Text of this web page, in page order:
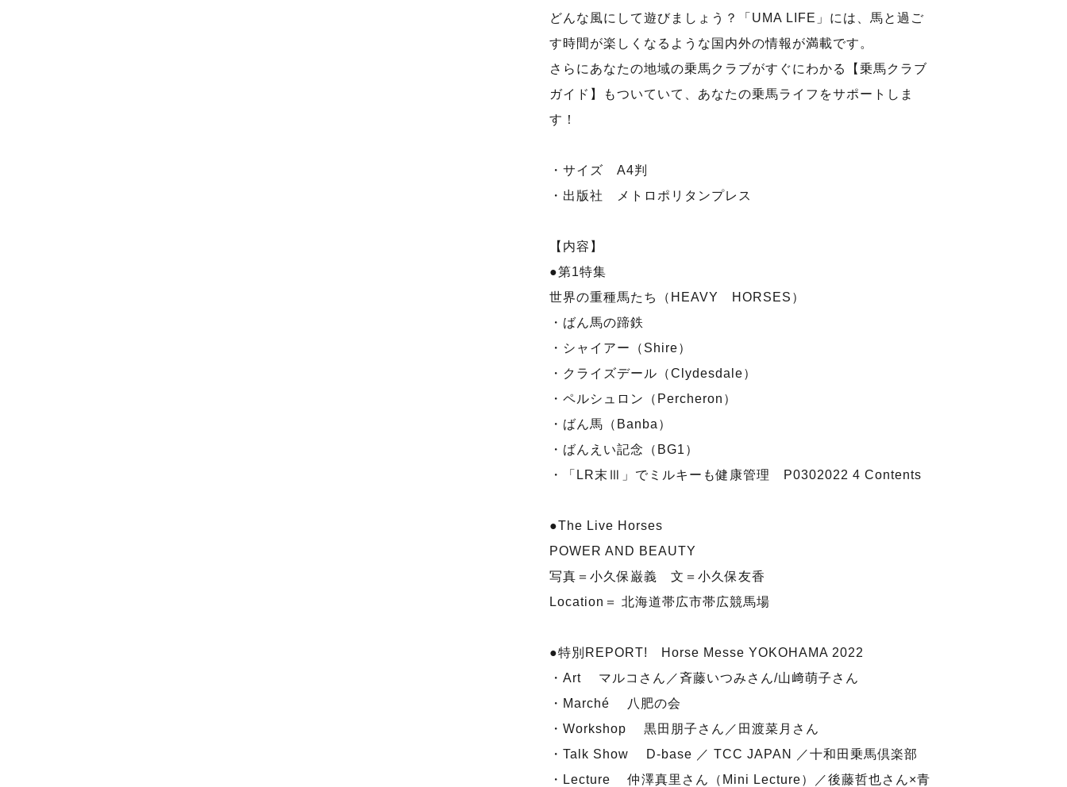
どんな風にして遊びましょう？「UMA LIFE」には、馬と過ご
す時間が楽しくなるような国内外の情報が満載です。
さらにあなたの地域の乗馬クラブがすぐにわかる【乗馬クラブ
ガイド】もついていて、あなたの乗馬ライフをサポートしま
す！
・サイズ A4判
・出版社 メトロポリタンプレス
【内容】
●第1特集
世界の重種馬たち（HEAVY HORSES）
・ばん馬の蹄鉄
・シャイアー（Shire）
・クライズデール（Clydesdale）
・ペルシュロン（Percheron）
・ばん馬（Banba）
・ばんえい記念（BG1）
・「LR末Ⅲ」でミルキーも健康管理 P0302022 4 Contents
●The Live Horses
POWER AND BEAUTY
写真＝小久保巌義 文＝小久保友香
Location＝ 北海道帯広市帯広競馬場
●特別REPORT! Horse Messe YOKOHAMA 2022
・Art マルコさん／斉藤いつみさん/山﨑萌子さん
・Marché 八肥の会
・Workshop 黒田朋子さん／田渡菜月さん
・Talk Show D-base ／ TCC JAPAN ／十和田乗馬倶楽部
・Lecture 仲澤真里さん（Mini Lecture）／後藤哲也さん×青